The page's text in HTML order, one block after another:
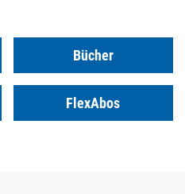
Bücher
FlexAbos